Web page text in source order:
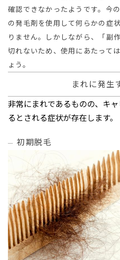
確認できなかったようです。今
の発毛剤を使用して何らかの症
りません。しかしながら、「副
切れないため、使用にあたって
ょう。
まれに発生
非常にまれであるものの、キ
るとされる症状が存在します。
初期脱毛